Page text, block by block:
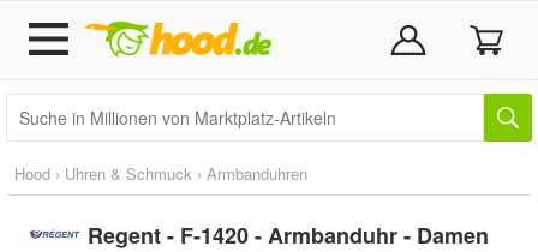
Hood › Uhren & Schmuck › Armbanduhren
Regent - F-1420 - Armbanduhr - Damen